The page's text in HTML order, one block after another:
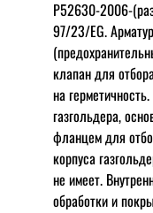
Р52630-2006-
97/23/EG.
клапан для
на
газгольдера,
фланцем для
корпуса
не имеет.
обработки и